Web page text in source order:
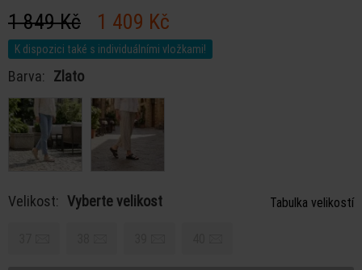
1 849 Kč 1 409 Kč
K dispozici také s individuálními vložkami!
Barva: Zlato
Velikost: Vyberte velikost Tabulka velikostí